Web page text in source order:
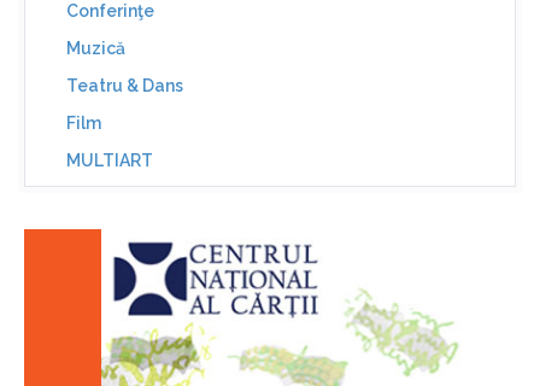
Conferinţe
Muzică
Teatru & Dans
Film
MULTIART